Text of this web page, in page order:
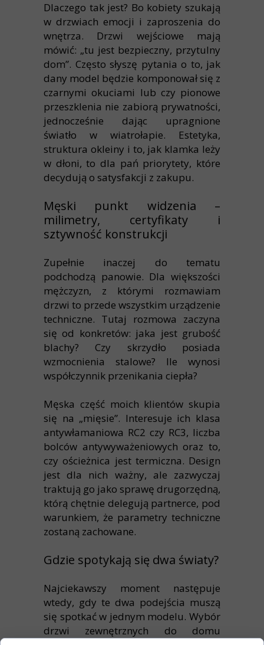
Dlaczego tak jest? Bo kobiety szukają
w drzwiach emocji i zaproszenia do
wnętrza. Drzwi wejściowe mają
mówić: „tu jest bezpieczny, przytulny
dom”. Często słyszę pytania o to, jak
dany model będzie komponował się z
czarnymi okuciami lub czy pionowe
przeszklenia nie zabiorą prywatności,
jednocześnie dając upragnione
światło w wiatrołapie. Estetyka,
struktura okleiny i to, jak klamka leży
w dłoni, to dla pań priorytety, które
decydują o satysfakcji z zakupu.
Męski punkt widzenia –
milimetry, certyfikaty i
sztywność konstrukcji
Zupełnie inaczej do tematu
podchodzą panowie. Dla większości
mężczyzn, z którymi rozmawiam
drzwi to przede wszystkim urządzenie
techniczne. Tutaj rozmowa zaczyna
się od konkretów: jaka jest grubość
blachy? Czy skrzydło posiada
wzmocnienia stalowe? Ile wynosi
współczynnik przenikania ciepła?
Męska część moich klientów skupia
się na „mięsie”. Interesuje ich klasa
antywłamaniowa RC2 czy RC3, liczba
bolców antywyważeniowych oraz to,
czy ościeżnica jest termiczna. Design
jest dla nich ważny, ale zazwyczaj
traktują go jako sprawę drugorzędną,
którą chętnie delegują partnerce, pod
warunkiem, że parametry techniczne
zostaną zachowane.
Gdzie spotykają się dwa światy?
Najciekawszy moment następuje
wtedy, gdy te dwa podejścia muszą
się spotkać w jednym modelu. Wybór
drzwi zewnętrznych do domu